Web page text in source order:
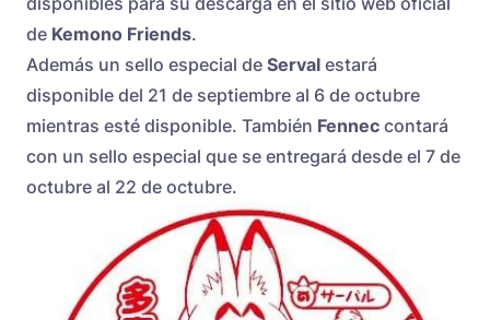
de Kemono Friends.
Además un sello especial de Serval estará
disponible del 21 de septiembre al 6 de octubre
mientras esté disponible. También Fennec contará
con un sello especial que se entregará desde el 7 de
octubre al 22 de octubre.